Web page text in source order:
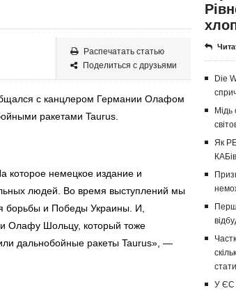
Распечатать статью
Поделиться с друзьями
с канцлером Германии Олафом
ракетами Taurus.
которое немецкое издание и
людей. Во время выступлений мы
борьбы и Победы Украины. И,
Олафу Шольцу, который тоже
дальнобойные ракеты Taurus», —
Die
Мідь
Як
У ЄС